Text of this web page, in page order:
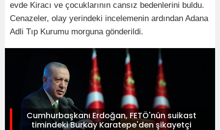
evde Kiracı ve çocuklarının cansız bedenlerini buldu.
Cenazeler, olay yerindeki incelemenin ardından Adana
Adli Tıp Kurumu morguna gönderildi.
Cumhurbaşkanı Erdoğan, FETÖ'nün suikast
timindeki Burkay Karatepe'den şikayetçi